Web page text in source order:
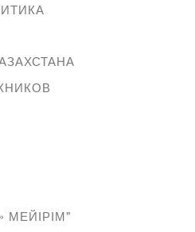
МЕЙІРІМ"